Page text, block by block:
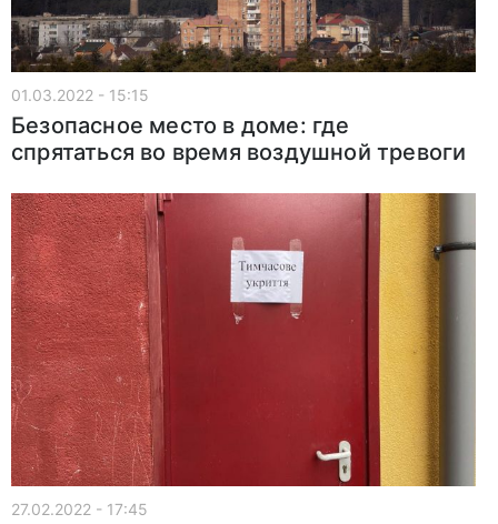
01.03.2022 - 15:15
Безопасное место в доме: где
спрятаться во время воздушной тревоги
27.02.2022 - 17:45